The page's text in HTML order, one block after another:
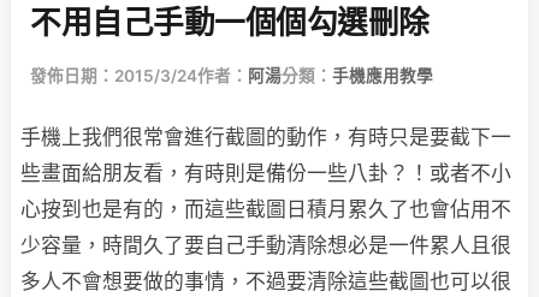
不用自己手動一個個勾選刪除
發佈日期：2015/3/24作者： 阿湯分類： 手機應用教學
手機上我們很常會進行截圖的動作，有時只是要截下一
些畫面給朋友看，有時則是備份一些八卦？！或者不小
心按到也是有的，而這些截圖日積月累久了也會佔用不
少容量，時間久了要自己手動清除想必是一件累人且很
多人不會想要做的事情，不過要清除這些截圖也可以很